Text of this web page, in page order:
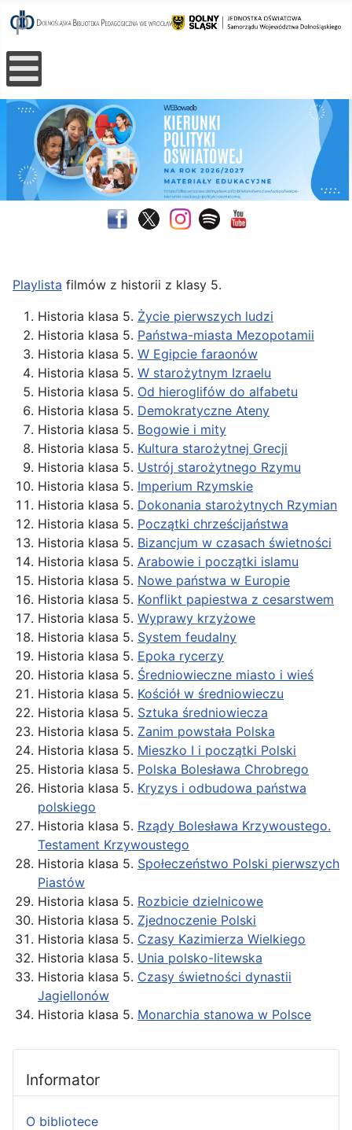
Informator
O bibliotece
Playlista filmów z historii z klasy 5.
Historia klasa 5. Życie pierwszych ludzi
Historia klasa 5. Państwa-miasta Mezopotamii
Historia klasa 5. W Egipcie faraonów
Historia klasa 5. W starożytnym Izraelu
Historia klasa 5. Od hieroglifów do alfabetu
Historia klasa 5. Demokratyczne Ateny
Historia klasa 5. Bogowie i mity
Historia klasa 5. Kultura starożytnej Grecji
Historia klasa 5. Ustrój starożytnego Rzymu
Historia klasa 5. Imperium Rzymskie
Historia klasa 5. Dokonania starożytnych Rzymian
Historia klasa 5. Początki chrześcijaństwa
Historia klasa 5. Bizancjum w czasach świetności
Historia klasa 5. Arabowie i początki islamu
Historia klasa 5. Nowe państwa w Europie
Historia klasa 5. Konflikt papiestwa z cesarstwem
Historia klasa 5. Wyprawy krzyżowe
Historia klasa 5. System feudalny
Historia klasa 5. Epoka rycerzy
Historia klasa 5. Średniowieczne miasto i wieś
Historia klasa 5. Kościół w średniowieczu
Historia klasa 5. Sztuka średniowiecza
Historia klasa 5. Zanim powstała Polska
Historia klasa 5. Mieszko I i początki Polski
Historia klasa 5. Polska Bolesława Chrobrego
Historia klasa 5. Kryzys i odbudowa państwa
polskiego
Historia klasa 5. Rządy Bolesława Krzywoustego.
Testament Krzywoustego
Historia klasa 5. Społeczeństwo Polski pierwszych
Piastów
Historia klasa 5. Rozbicie dzielnicowe
Historia klasa 5. Zjednoczenie Polski
Historia klasa 5. Czasy Kazimierza Wielkiego
Historia klasa 5. Unia polsko-litewska
Historia klasa 5. Czasy świetności dynastii
Jagiellonów
Historia klasa 5. Monarchia stanowa w Polsce